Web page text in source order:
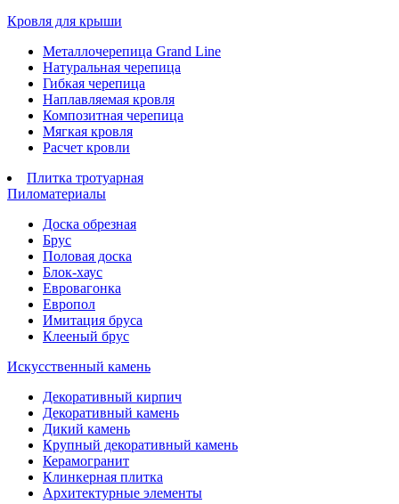
Кровля для крыши
Металлочерепица Grand Line
Натуральная черепица
Гибкая черепица
Наплавляемая кровля
Композитная черепица
Мягкая кровля
Расчет кровли
Плитка тротуарная
Пиломатериалы
Доска обрезная
Брус
Половая доска
Блок-хаус
Евровагонка
Европол
Имитация бруса
Клееный брус
Искусственный камень
Декоративный кирпич
Декоративный камень
Дикий камень
Крупный декоративный камень
Керамогранит
Клинкерная плитка
Архитектурные элементы